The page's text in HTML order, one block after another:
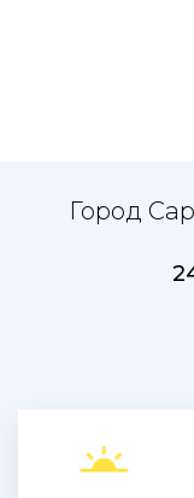
Город